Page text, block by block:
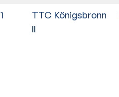
1
TTC Königsbronn
II